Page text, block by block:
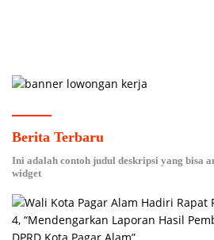
Berita Terbaru
Ini adalah contoh judul deskripsi yang bisa
widget